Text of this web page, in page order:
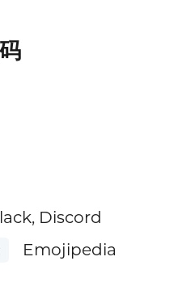
Discord
Emojipedia